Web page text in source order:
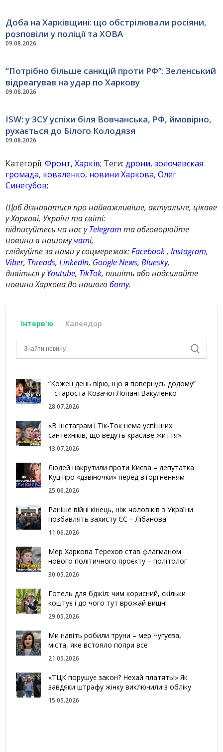
09.08.2026
Доба на Харківщині: що обстрілювали росіяни,
розповіли у поліції та ХОВА
09.08.2026
“Потрібно більше санкцій проти РФ”: Зеленський
відреагував на удар по Харкову
09.08.2026
ISW: у ЗСУ успіхи біля Вовчанська, РФ, ймовірно,
рухається до Білого Колодязя
Категорії:Фронт,Харків; Теги:дрони,золочевская
громада, коваленко, новини Харкова,Олег
Синегубов;
Щоб дізнаватися про найважливіше, актуальне, цікаве
у Харкові, Україні та світі:
підписуйтесь на нас уTelegram та обговорюйте
новини в нашомучаті,
слідкуйте за нами у соцмережах:Facebook,Instagram,
Viber, Threads,LinkedIn, Google News,Bluesky,
дивіться уYoutube, TikTok, пишіть або надсилайте
новини Харкова до нашогоботу.
Інтерв'ю Календар
“Кожен день вірю, що я повернусь додому”
– староста Козачої Лопані Вакуленко
28.07.2026
«В Інстаграм і Тік-Ток нема успішних
сантехніків, що ведуть красиве життя»
13.07.2026
Людей накрутили проти Києва – депутатка
Куц про «дзвіночки» перед вторгненням
25.06.2026
Раніше війні кінець, ніж чоловіків з України
позбавлять захисту ЄС – Лібанова
11.06.2026
Мер Харкова Терехов став флагманом
нового політичного проєкту – політолог
30.05.2026
Готель для бджіл: чим корисний, скільки
коштує і до чого тут врожай вишні
29.05.2026
Ми навіть робили труни – мер Чугуєва,
міста, яке встояло попри все
21.05.2026
«ТЦК порушує закон? Нехай платять!» Як
завдяки штрафу жінку виключили з обліку
15.05.2026